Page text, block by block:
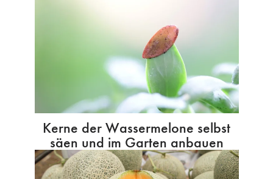
Kerne der Wassermelone selbst
säen und im Garten anbauen